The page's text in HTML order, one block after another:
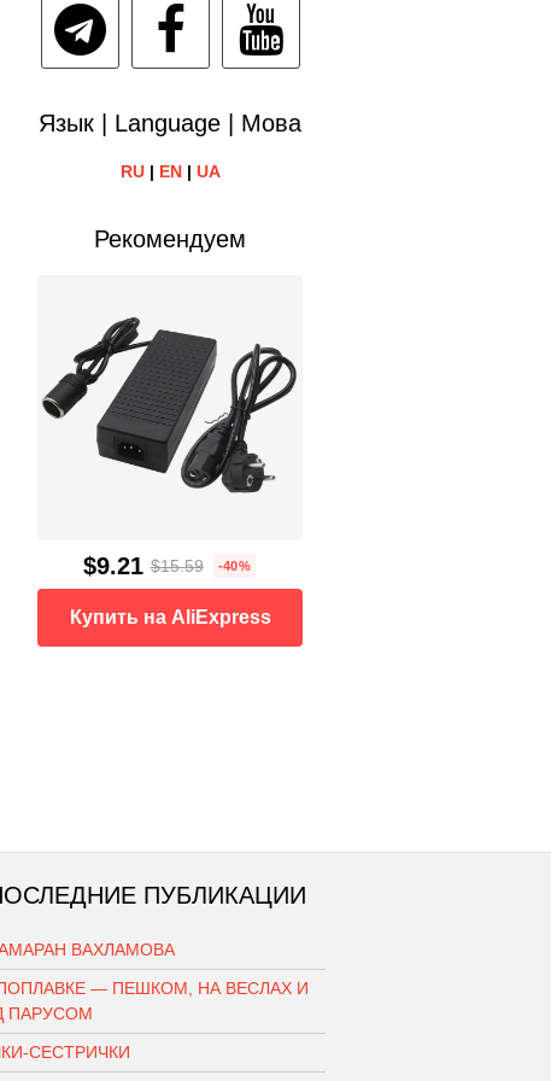
Язык | Language | Мова
RU| EN| UA
Рекомендуем
$9.21 $15.59 -40%
Купить на AliExpress
ПУБЛИКАЦИИ
ВАХЛАМОВА
— ПЕШКОМ, НА ВЕСЛАХ И
ПАРУСОМ
СЕСТРИЧКИ